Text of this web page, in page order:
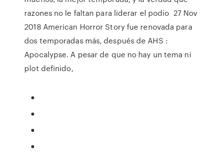
razones no le faltan para liderar el podio 27 Nov
2018 American Horror Story fue renovada para
dos temporadas más, después de AHS :
Apocalypse. A pesar de que no hay un tema ni
plot definido,